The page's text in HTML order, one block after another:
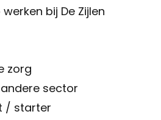
bij De Zijlen
zorg
sector
/ starter